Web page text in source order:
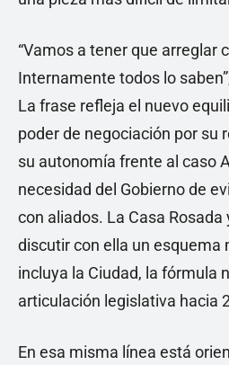
“Vamos a tener que arreglar
Internamente todos lo
La frase refleja el nuevo
poder de negociación por su
su autonomía frente al caso
necesidad del Gobierno de
con aliados. La Casa Rosada
discutir con ella un esquema
incluya la Ciudad, la fórmula
articulación legislativa hacia
En esa misma línea está